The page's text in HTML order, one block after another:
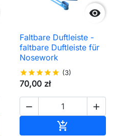

Faltbare Duftleiste -
faltbare Duftleiste für
Nosework
starstarstarstarstar (3)
70,00 zł
 
